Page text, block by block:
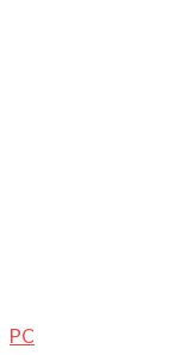
PC